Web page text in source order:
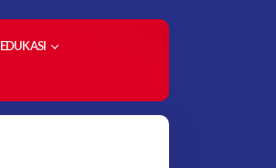
EDUKASI